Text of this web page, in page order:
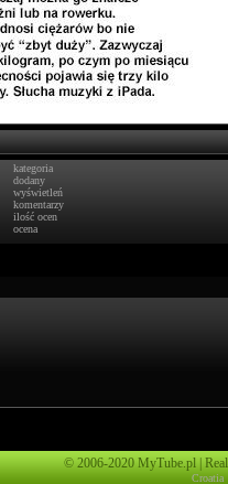
kategoria
dodany
wyświetleń
komentarzy
ilość ocen
ocena
© 2006-2020 MyTube.pl |
Croatia